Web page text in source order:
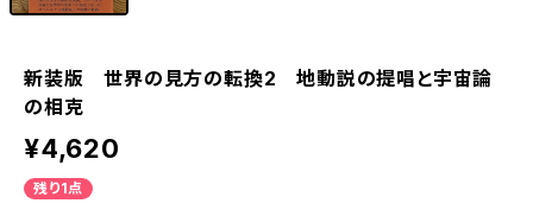
新装版 世界の見方の転換2 地動説の提唱と宇宙論
の相克
¥4,620
残り1点